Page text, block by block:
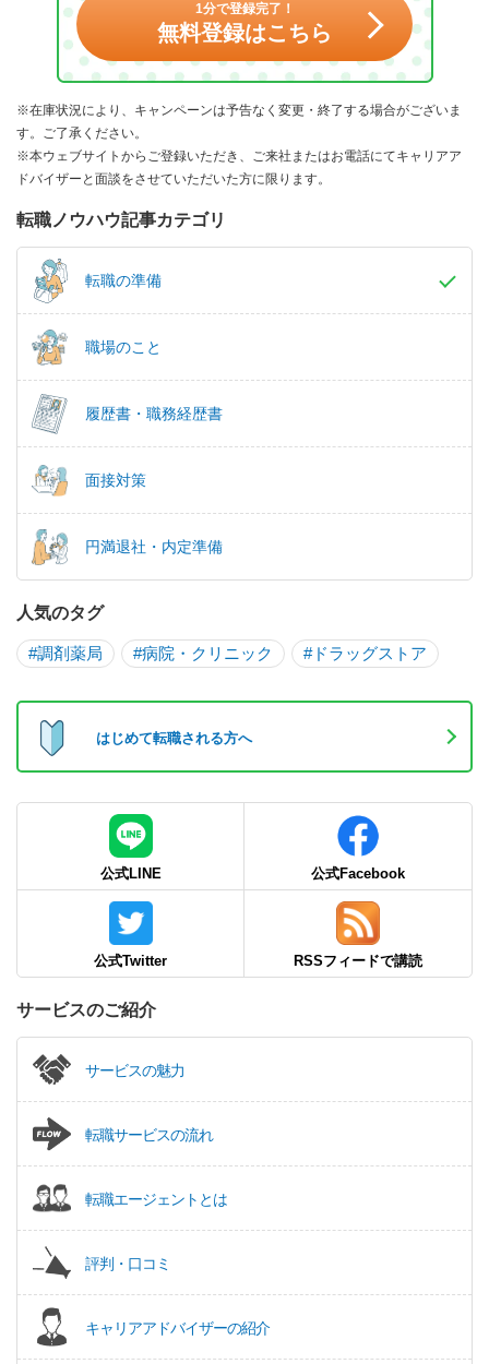
1分で登録完了！
無料登録はこちら
※在庫状況により、キャンペーンは予告なく変更・終了する場合がございま
す。ご了承ください。
※本ウェブサイトからご登録いただき、ご来社またはお電話にてキャリアア
ドバイザーと面談をさせていただいた方に限ります。
転職ノウハウ記事カテゴリ
転職の準備
職場のこと
履歴書・職務経歴書
面接対策
円満退社・内定準備
人気のタグ
#調剤薬局 #病院・クリニック #ドラッグストア
はじめて転職される方へ
公式LINE 公式Facebook
公式Twitter RSSフィードで講読
サービスのご紹介
サービスの魅力
転職サービスの流れ
転職エージェントとは
評判・口コミ
キャリアアドバイザーの紹介